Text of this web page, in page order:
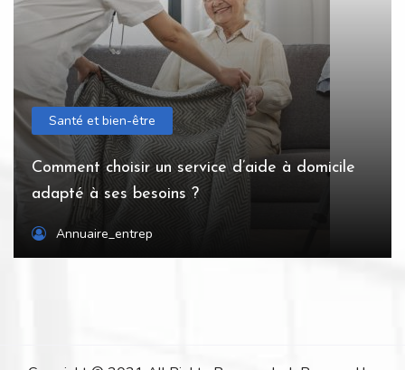
Santé et bien-être
Comment choisir un service d’aide à domicile
adapté à ses besoins ?
Annuaire_entrep